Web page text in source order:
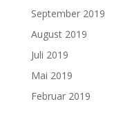
September 2019
August 2019
Juli 2019
Mai 2019
Februar 2019